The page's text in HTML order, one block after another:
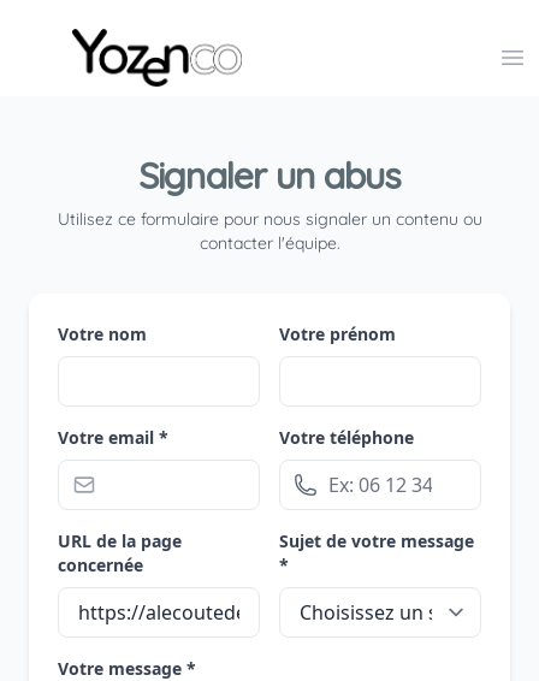
Yozenco - Organisateur de Salons, Evénements et
Signaler un abus
Utilisez ce formulaire pour nous signaler un contenu ou
contacter l'équipe.
Votre nom Votre prénom
Votre email * Votre téléphone
URL de la page
concernée
Sujet de votre message
*
Votre message *